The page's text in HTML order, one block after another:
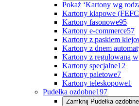
Pokaż ‘Kartony wg
Kartony klapowe
Kartony fasonowe95
Kartony e-commerce57
Kartony z paskiem
Kartony z dnem
Kartony z regulowaną
Kartony specjalne12
Kartony paletowe7
Kartony teleskopowe1
Pudełka ozdobne197
Zamknij Pudełka ozdobne